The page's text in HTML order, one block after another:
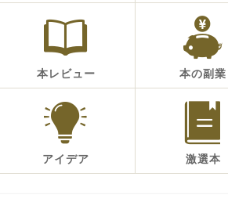
本レビュー 本の副業
アイデア 激選本